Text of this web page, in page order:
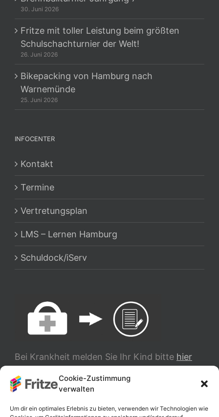
Cookie-Zustimmung
verwalten
Um dir ein optimales Erlebnis zu bieten, verwenden wir Technologien wie
30. Juni 2026
Fritze mit toller Leistung beim größten
Schulschachturnier der Welt!
26. Juni 2026
Bikepacking von Hamburg nach
Warnemünde
25. Juni 2026
INFOCENTER
Kontakt
Termine
Vertretungsplan
LMS – Lernen Hamburg
Schuldock/iServ
Bei Krankheit melden Sie Ihr Kind bitte hier
TRANSLATE